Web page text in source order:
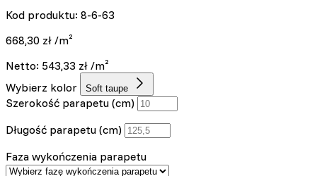
Kod produktu: 8-6-63
668,30 zł /m²
Netto: 543,33 zł /m²
Wybierz kolor
Soft taupe
Szerokość parapetu (cm)
Długość parapetu (cm)
Faza wykończenia parapetu